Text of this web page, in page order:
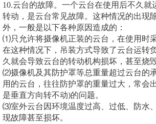
10.云台的故障。一个云台在使用后不久就
转动，是云台常见故障。这种情况的出现
外，一般是以下各种原因造成的：
⑴只允许将摄像机正装的云台，在使用时
在这种情况下，吊装方式导致了云台运转
久就会导致云台的转动机构损坏，甚至烧
⑵摄像机及其防护罩等总重量超过云台的
用的云台，往往防护罩的重量过大，常会
是垂直方向转不动)的问题。
⑶室外云台因环境温度过高、过低、防水
现故障甚至损坏。